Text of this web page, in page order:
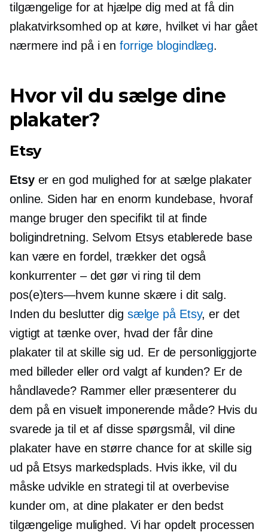
tilgængelige for at hjælpe dig med at få din
plakatvirksomhed op at køre, hvilket vi har gået
nærmere ind på i en forrige blogindlæg.
Hvor vil du sælge dine
plakater?
Etsy
Etsyer en god mulighed for at sælge plakater
online. Siden har en enorm kundebase, hvoraf
mange bruger den specifikt til at finde
boligindretning. Selvom Etsys etablerede base
kan være en fordel, trækker det også
konkurrenter – det gør viring til dem
pos(e)ters—hvem kunne skære i dit salg.
Inden du beslutter dig sælge på Etsy, er det
vigtigt at tænke over, hvad der får dine
plakater til at skille sig ud. Er de personliggjorte
med billeder eller ord valgt af kunden? Er de
håndlavede? Rammer eller præsenterer du
dem på en visuelt imponerende måde? Hvis du
svarede ja til et af disse spørgsmål, vil dine
plakater have en større chance for at skille sig
ud på Etsys markedsplads. Hvis ikke, vil du
måske udvikle en strategi til at overbevise
kunder om, at dine plakater er den bedst
tilgængelige mulighed. Vi har opdelt processen